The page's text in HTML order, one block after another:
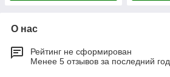
О нас
Рейтинг не сформирован
Менее 5 отзывов за последний год